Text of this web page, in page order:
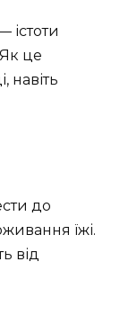
істоти
це
навіть
до
їжі.
від